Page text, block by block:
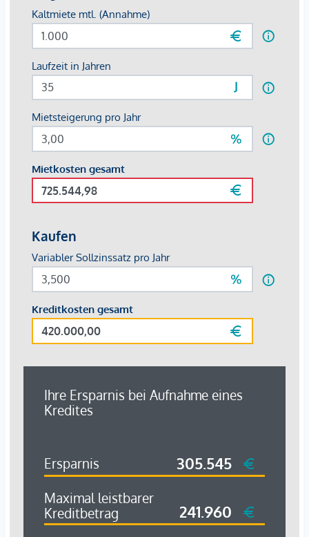
Nur einen kurzen Spaziergang entfernt beginnt ein
pulsierendes, vielseitiges Viertel mit attraktiven
Einkaufsstraßen, internationalen Restaurants, gemütlichen
Wiener Lokalen, Supermärkten, ausgewählten Boutiquen
sowie einem bekannten Markt. Die weltberühmte Volksoper
liegt ebenfalls in unmittelbarer Nähe – genauso wie
mehrere Gesundheitszentren, renommierte Schulen und das
Allgemeine Krankenhaus (AKH) Wien.
zu einem Ort, an dem Sie Wiener Flair, außergewöhnlichen
Wohnkomfort und eine hervorragende Infrastruktur ganz
Die Altbauwohnung:
85m 2 , 3 Zimmer, Küche, Bad, Vorraum
intelligente Raumgestaltung mit getrennten Räumen
für Wohnen, Schlafen, Home-Office
hohen Decken, Flügeltüren, Parkettböden, Große
Fenster in allen Räumen
Elegante Stillmöbel gepaart mit modernen Elementen
Nebenschlafzimmer, dass bei Bedarf um ein zweites
Bett erweitert werden kann
Geschirr, Gläser Set, Kochutensilien, Töpfe und
elegant eingerichtetes Badezimmer mit hochwertiger
Komplettaustattung: Frische Handtücher, Fön,